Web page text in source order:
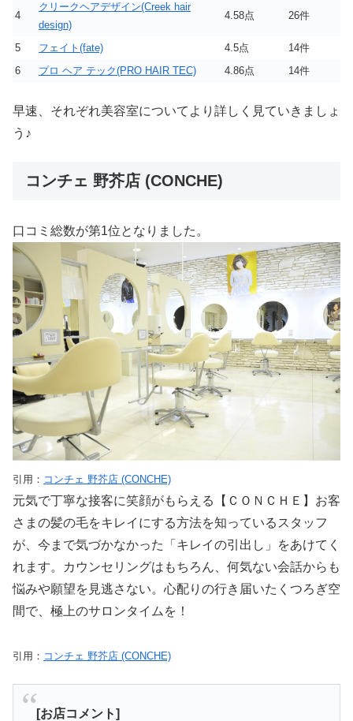
4
クリークヘアデザイン(Creek hair
design)
4.58点 26件
5 フェイト(fate) 4.5点
14件
6
プロ ヘア テック(PRO HAIR TEC) 4.86点 14件
早速、それぞれ美容室についてより詳しく見ていきましょ
う♪
コンチェ 野芥店 (CONCHE)
口コミ総数が第1位となりました。
引用： コンチェ 野芥店 (CONCHE)
元気で丁寧な接客に笑顔がもらえる【ＣＯＮＣＨＥ】お客
さまの髪の毛をキレイにする方法を知っているスタッフ
が、今まで気づかなかった「キレイの引出し」をあけてく
れます。カウンセリングはもちろん、何気ない会話からも
悩みや願望を見逃さない。心配りの行き届いたくつろぎ空
間で、極上のサロンタイムを！
引用： コンチェ 野芥店 (CONCHE)
[お店コメント]